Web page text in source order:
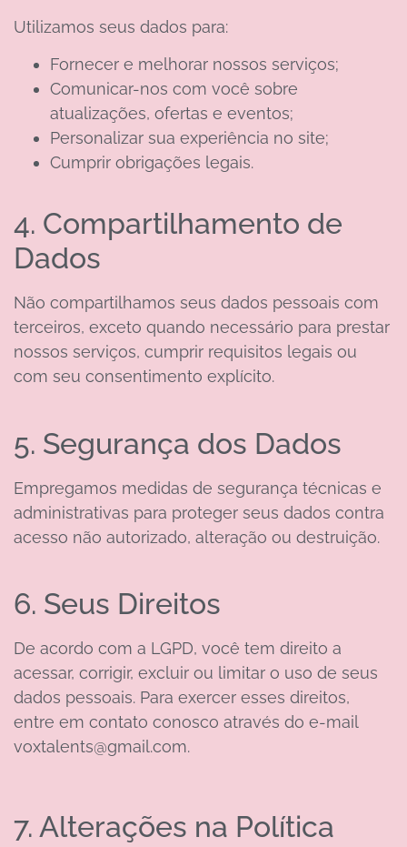
Utilizamos seus dados para:
Fornecer e melhorar nossos serviços;
Comunicar-nos com você sobre
atualizações, ofertas e eventos;
Personalizar sua experiência no site;
Cumprir obrigações legais.
4. Compartilhamento de
Dados
Não compartilhamos seus dados pessoais com
terceiros, exceto quando necessário para prestar
nossos serviços, cumprir requisitos legais ou
com seu consentimento explícito.
5. Segurança dos Dados
Empregamos medidas de segurança técnicas e
administrativas para proteger seus dados contra
acesso não autorizado, alteração ou destruição.
6. Seus Direitos
De acordo com a LGPD, você tem direito a
acessar, corrigir, excluir ou limitar o uso de seus
dados pessoais. Para exercer esses direitos,
entre em contato conosco através do e-mail
voxtalents@gmail.com.
7. Alterações na Política